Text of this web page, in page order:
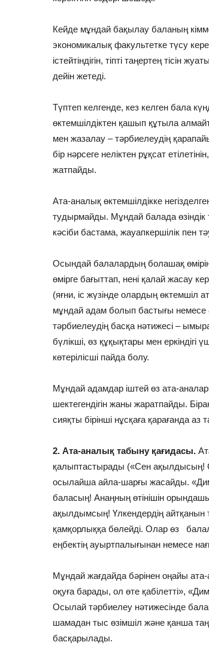
Кейде мұндай бақылау баланың
экономикалық факультетке түсу
істейтіндігін, тіпті таңертең
дейін жетеді.
Түптеп келгенде, кез келген бала
өктемшілдіктен қашып құтыла
мен жазалау – тәрбиелеудің
бір нәрсеге неліктен рұқсат
жатпайды.
Ата-аналық өктемшілдікке
тудырмайды. Мұндай балада
кәсіби бастама, жауапкершілік пен
Осындай балалардың болашақ
өмірге бағыттап, нені қалай жасау
(яғни, іс жүзінде олардың өктемшіл
мұндай адам болып бастығы немесе
тәрбиелеудің басқа нәтижесі –
бүлікші, өз құқықтары мен еркіндігі
көтерілісші пайда болу.
Мұндай адамдар іштей өз ата-
шектегендігін жаны жаратпайды.
сияқты бірінші нұсқаға қарағанда аз
2. Ата-аналық табыну қағидасы.
қалыптастырады («Сен ақылдысың!
осылайша айла-шарғы жасайды.
баласың! Анаңның өтінішін
ақылдымсың! Үлкендердің
қамқорлыққа бөлейді. Олар өз
еңбектің ауыртпалығынан немесе
Мұндай жағдайда бәрінен оңайы
оқуға барады, ол өте қабілетті»,
Осылай тәрбиелеу нәтижесінде
шамадан тыс өзімшіл және қанша
басқарылады.